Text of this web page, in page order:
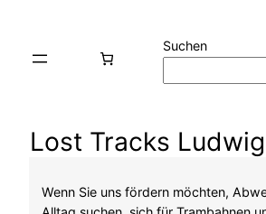
Suchen
Lost Tracks
Wenn Sie uns fördern möchten,